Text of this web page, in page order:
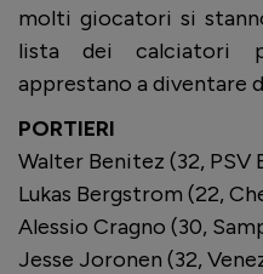
molti giocatori si
lista dei calciatori
apprestano a diventare
PORTIERI
Walter Benitez (32, PSV
Lukas Bergstrom (22,
Alessio Cragno (30,
Jesse Joronen (32,